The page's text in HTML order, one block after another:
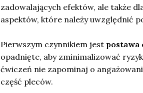
zadowalających efektów, ale także
aspektów, które należy uwzględnić
Pierwszym czynnikiem jest postawa
opadnięte, aby zminimalizować
ćwiczeń nie zapominaj o
część pleców.